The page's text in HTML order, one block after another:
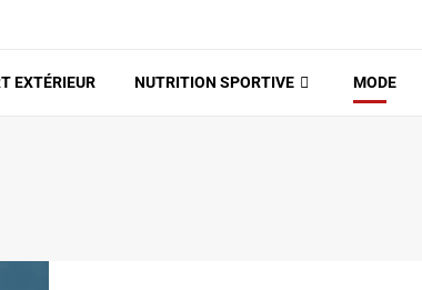
EXTÉRIEUR NUTRITION SPORTIVE MODE